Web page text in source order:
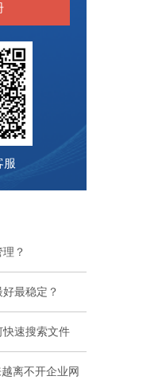
服
？
最稳定？
速搜索文件
离不开企业网